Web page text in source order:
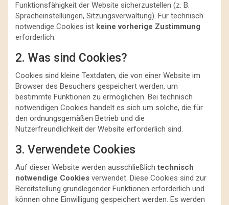
Funktionsfähigkeit der Website sicherzustellen (z. B.
Spracheinstellungen, Sitzungsverwaltung). Für technisch
notwendige Cookies ist keine vorherige Zustimmung
erforderlich.
2. Was sind Cookies?
Cookies sind kleine Textdaten, die von einer Website im
Browser des Besuchers gespeichert werden, um
bestimmte Funktionen zu ermöglichen. Bei technisch
notwendigen Cookies handelt es sich um solche, die für
den ordnungsgemäßen Betrieb und die
Nutzerfreundlichkeit der Website erforderlich sind.
3. Verwendete Cookies
Auf dieser Website werden ausschließlichtechnisch
notwendige Cookies verwendet. Diese Cookies sind zur
Bereitstellung grundlegender Funktionen erforderlich und
können ohne Einwilligung gespeichert werden. Es werden